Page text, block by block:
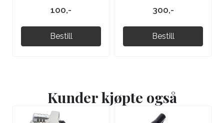
100,-
Bestill
300,-
Bestill
Kunder kjøpte også